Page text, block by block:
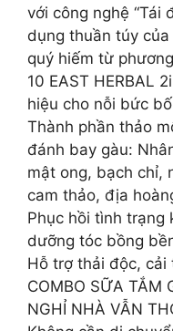
với công nghệ “Tái
dụng thuần túy
quý hiếm từ
10 EAST HERBAL
hiệu cho nỗi bức
Thành phần thảo
đánh bay gàu:
mật ong, bạch chỉ,
cam thảo, địa
Phục hồi tình trạng
dưỡng tóc bồng
Hỗ trợ thải độc, cải
COMBO SỮA TẮM
NGHỈ NHÀ VẪN